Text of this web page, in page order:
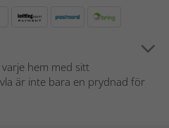
hem med sitt
är inte bara en prydnad för